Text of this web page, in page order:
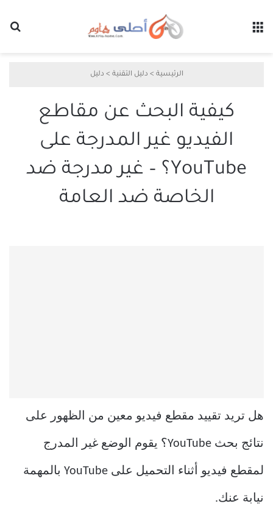
الرئيسية > دليل التقنية > دليل
كيفية البحث عن مقاطع
الفيديو غير المدرجة على
YouTube؟ – غير مدرجة ضد
الخاصة ضد العامة
هل تريد تقييد مقطع فيديو معين من الظهور على
نتائج بحث YouTube؟ يقوم الوضع غير المدرج
لمقطع فيديو أثناء التحميل على YouTube بالمهمة
نيابة عنك.